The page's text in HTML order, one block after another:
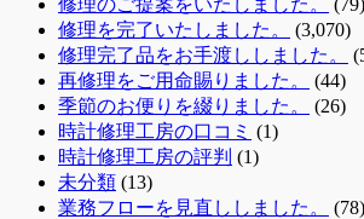
修理を完了いたしました。
(3,070)
修理完了品をお手渡ししました。
再修理をご用命賜りました。
(44)
季節のお便りを綴りました。
(26)
時計修理工房の口コミ (1)
時計修理工房の評判 (1)
未分類 (13)
業務フローを見直ししました。
(78)